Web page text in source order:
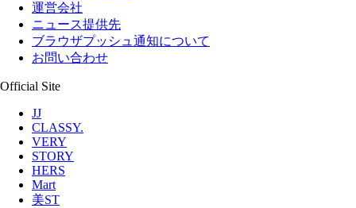
運営会社
ニュース提供先
ブラウザプッシュ通知について
お問い合わせ
Official Site
JJ
CLASSY.
VERY
STORY
HERS
Mart
美ST